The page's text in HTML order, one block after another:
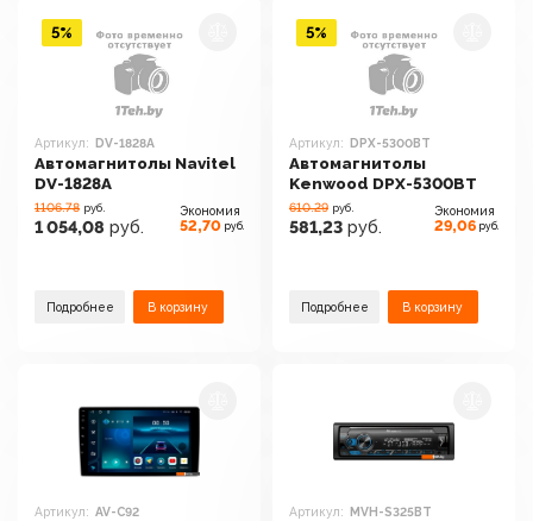
Артикул: DV-1828A
Автомагнитолы Navitel
DV-1828A
1106.78 руб.
1 054,08 руб.
Экономия
52,70 руб.
Подробнее В корзину
5%
Артикул: DPX-5300BT
Автомагнитолы
Kenwood DPX-5300BT
610.29 руб.
581,23 руб.
Экономия
29,06 руб.
Подробнее В корзину
5%
Артикул: AV-C92 Артикул: MVH-S325BT